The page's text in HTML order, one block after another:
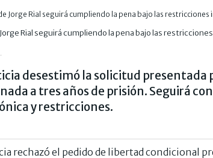
Jorge Rial seguirá cumpliendo la pena bajo las
desestimó la solicitud presentada
a tres años de prisión. Seguirá
y restricciones.
rechazó el pedido de libertad condicional